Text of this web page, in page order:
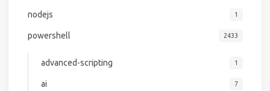
nodejs 1
powershell 2433
advanced-scripting 1
ai 7